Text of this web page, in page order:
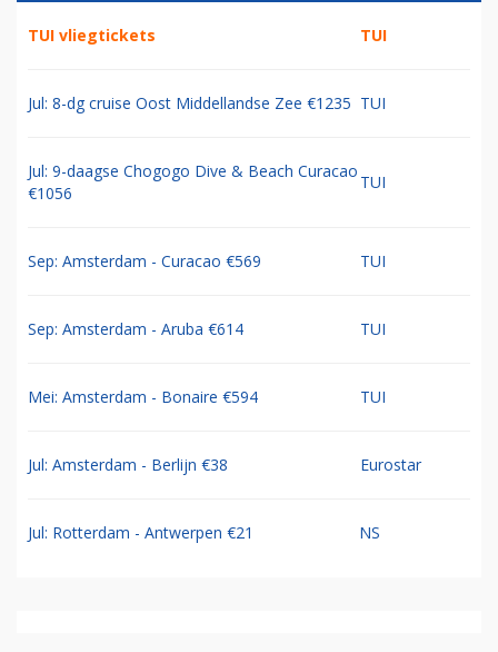
TUI vliegtickets TUI
Jul: 8-dg cruise Oost Middellandse Zee €1235 TUI
Jul: 9-daagse Chogogo Dive & Beach Curacao
€1056
TUI
Sep: Amsterdam - Curacao €569 TUI
Sep: Amsterdam - Aruba €614 TUI
Mei: Amsterdam - Bonaire €594 TUI
Jul: Amsterdam - Berlijn €38 Eurostar
Jul: Rotterdam - Antwerpen €21 NS